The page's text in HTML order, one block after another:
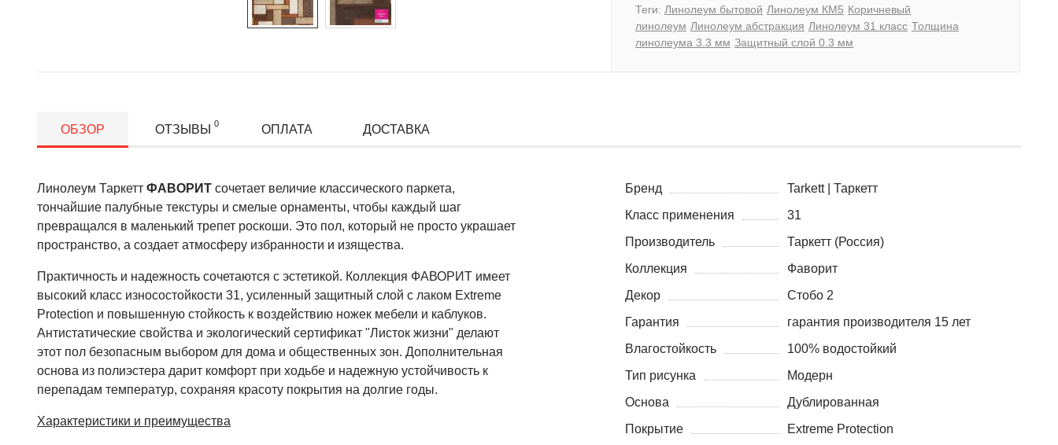
Теги: Линолеум бытовой Линолеум КМ5 Коричневый
линолеум Линолеум абстракция Линолеум 31 класс Толщина
линолеума 3.3 мм Защитный слой 0.3 мм
ОБЗОР ОТЗЫВЫ 0 ОПЛАТА ДОСТАВКА
Линолеум Таркетт ФАВОРИТ сочетает величие классического паркета,
тончайшие палубные текстуры и смелые орнаменты, чтобы каждый шаг
превращался в маленький трепет роскоши. Это пол, который не просто украшает
пространство, а создает атмосферу избранности и изящества.
Практичность и надежность сочетаются с эстетикой. Коллекция ФАВОРИТ имеет
высокий класс износостойкости 31, усиленный защитный слой с лаком Extreme
Protection и повышенную стойкость к воздействию ножек мебели и каблуков.
Антистатические свойства и экологический сертификат "Листок жизни" делают
этот пол безопасным выбором для дома и общественных зон. Дополнительная
основа из полиэстера дарит комфорт при ходьбе и надежную устойчивость к
перепадам температур, сохраняя красоту покрытия на долгие годы.
Характеристики и преимущества
Бренд
Tarkett | Таркетт
Класс применения
31
Производитель
Таркетт (Россия)
Коллекция
Фаворит
Декор
Стобо 2
Гарантия
гарантия производителя 15 лет
Влагостойкость
100% водостойкий
Тип рисунка
Модерн
Основа
Дублированная
Покрытие
Extreme Protection